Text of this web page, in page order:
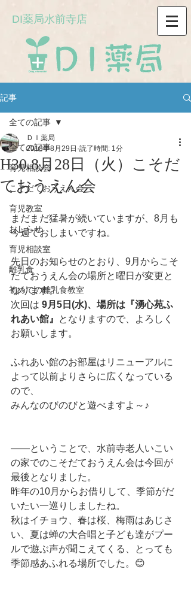
DI薬局水前寺店
記事
全ての記事
育児相談会
こそだておうえん会
育児教室
おしらせ
育児相談室
離乳食
初めての離乳食教室
全ての記事
H30.8月28日（火）こそだ
ておうえん会
ＤＩ薬局
2018年8月29日 読了時間: 1分
まだまだ猛暑が続いていますが、8月も
今週でおしまいですね。
先日のお知らせのとおり、9月からこそ
だておうえん会の場所と曜日が変更と
なります。
次回は 9月5日(水)、場所は『湧心苑ふ
れあい館』
となりますので、よろしく
お願いします。
ふれあい館のお部屋はリニューアルに
よって以前よりさらに広くなっている
ので、
みんなのびのびと遊べますよ～♪
――ということで、水前寺老人いこい
の家でのこそだておうえん会は今回が
最後となりました。
昨年の10月からお借りして、季節がだ
いたい一巡りしましたね。
秋はイチョウ、春は桜、梅雨はあじさ
い、夏は蝉の大合唱と子ども達がプー
ルで遊ぶ声が聞こえてくる、とっても
季節感あふれる場所でした。😊